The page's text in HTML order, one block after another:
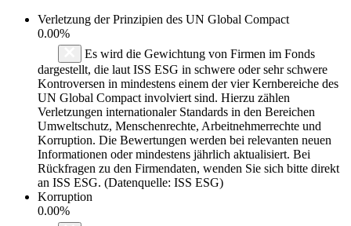
Verletzung der Prinzipien des UN Global Compact
0.00%
Es wird die Gewichtung von Firmen im Fonds
dargestellt, die laut ISS ESG in schwere oder sehr schwere
Kontroversen in mindestens einem der vier Kernbereiche des
UN Global Compact involviert sind. Hierzu zählen
Verletzungen internationaler Standards in den Bereichen
Umweltschutz, Menschenrechte, Arbeitnehmerrechte und
Korruption. Die Bewertungen werden bei relevanten neuen
Informationen oder mindestens jährlich aktualisiert. Bei
Rückfragen zu den Firmendaten, wenden Sie sich bitte direkt
an ISS ESG. (Datenquelle: ISS ESG)
Korruption
0.00%